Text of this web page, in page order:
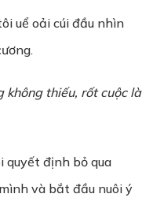
uể oải cúi đầu nhìn
không thiếu, rốt cuộc là
quyết định bỏ qua
và bắt đầu nuôi ý